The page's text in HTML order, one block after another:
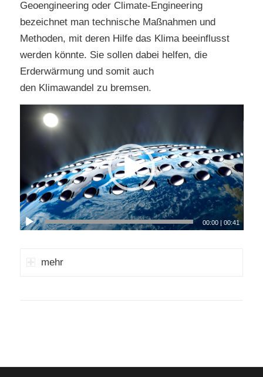
Geoengineering oder Climate-Engineering
bezeichnet man technische Maßnahmen und
Methoden, mit deren Hilfe das Klima beeinflusst
werden könnte. Sie sollen dabei helfen, die
Erderwärmung und somit auch
den Klimawandel zu bremsen.
00:00 |00:41
mehr